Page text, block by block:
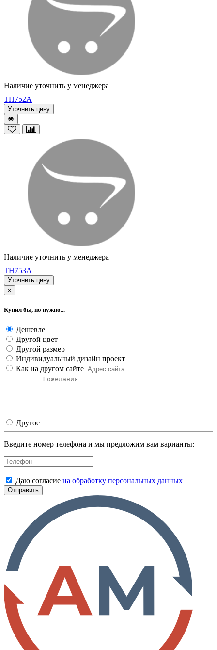
Наличие уточнить у менеджера
TH752A
Уточнить цену
Наличие уточнить у менеджера
TH753A
Уточнить цену
×
Купил бы, но нужно...
Дешевле
Другой цвет
Другой размер
Индивидуальный дизайн проект
Как на другом сайте
Другое
Введите номер телефона и мы предложим вам варианты:
Даю согласие на обработку персональных данных
Отправить